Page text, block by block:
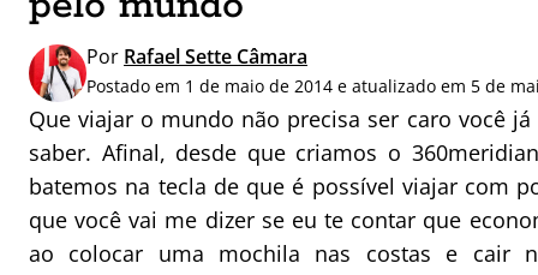
i
s
a
r
p
o
r
:
Por Rafael Sette Câmara
Postado em 1 de maio de 2014 e atualizado em 5 de
Que viajar o mundo não precisa ser caro você já
saber. Afinal, desde que criamos o
batemos na tecla de que é possível viajar com
que você vai me dizer se eu te contar que
ao colocar uma mochila nas costas e cair